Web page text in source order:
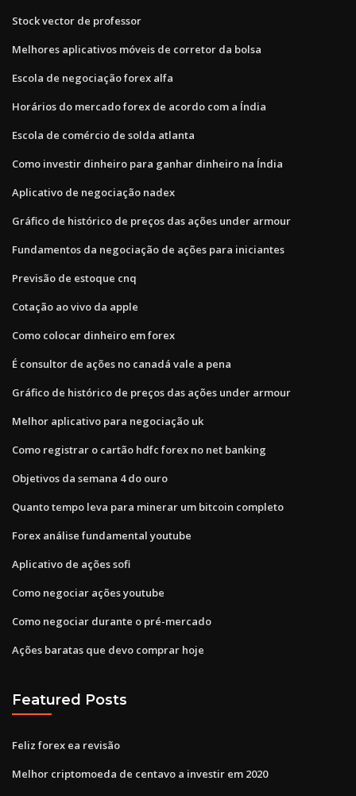
Stock vector de professor
Melhores aplicativos móveis de corretor da bolsa
Escola de negociação forex alfa
Horários do mercado forex de acordo com a Índia
Escola de comércio de solda atlanta
Como investir dinheiro para ganhar dinheiro na Índia
Aplicativo de negociação nadex
Gráfico de histórico de preços das ações under armour
Fundamentos da negociação de ações para iniciantes
Previsão de estoque cnq
Cotação ao vivo da apple
Como colocar dinheiro em forex
É consultor de ações no canadá vale a pena
Gráfico de histórico de preços das ações under armour
Melhor aplicativo para negociação uk
Como registrar o cartão hdfc forex no net banking
Objetivos da semana 4 do ouro
Quanto tempo leva para minerar um bitcoin completo
Forex análise fundamental youtube
Aplicativo de ações sofi
Como negociar ações youtube
Como negociar durante o pré-mercado
Ações baratas que devo comprar hoje
Featured Posts
Feliz forex ea revisão
Melhor criptomoeda de centavo a investir em 2020